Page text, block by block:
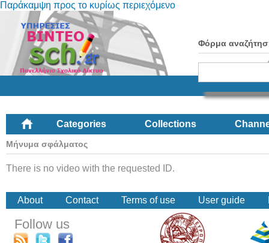
Παράκαμψη προς το κυρίως περιεχόμενο
Φόρμα
Categories Collections
Μήνυμα σφάλματος
There is no video with the requested ID.
About Contact Terms of use User guide
Follow us